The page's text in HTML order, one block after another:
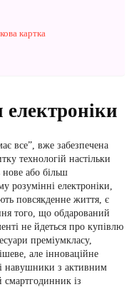
картка
все”, вже забезпечена
технологій настільки
або більш
розумінні електроніки,
повсякденне життя, є
того, що обдарований
не йдеться про купівлю
преміумкласу,
але інноваційне
навушники з активним
із